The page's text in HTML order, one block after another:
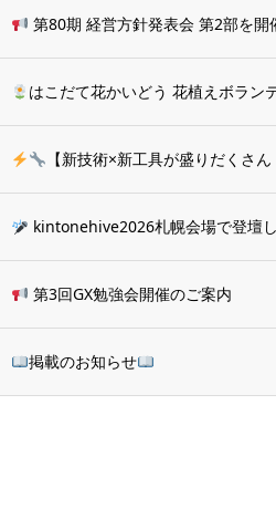
第80期 経営方針発表会 第2部を開
はこだて花かいどう 花植えボラン
【新技術×新工具が盛りだくさ
kintonehive2026札幌会場で登壇
第3回GX勉強会開催のご案内
掲載のお知らせ